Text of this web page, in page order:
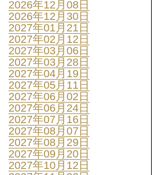
2026年12月08日
2026年12月30日
2027年01月21日
2027年02月12日
2027年03月06日
2027年03月28日
2027年04月19日
2027年05月11日
2027年06月02日
2027年06月24日
2027年07月16日
2027年08月07日
2027年08月29日
2027年09月20日
2027年10月12日